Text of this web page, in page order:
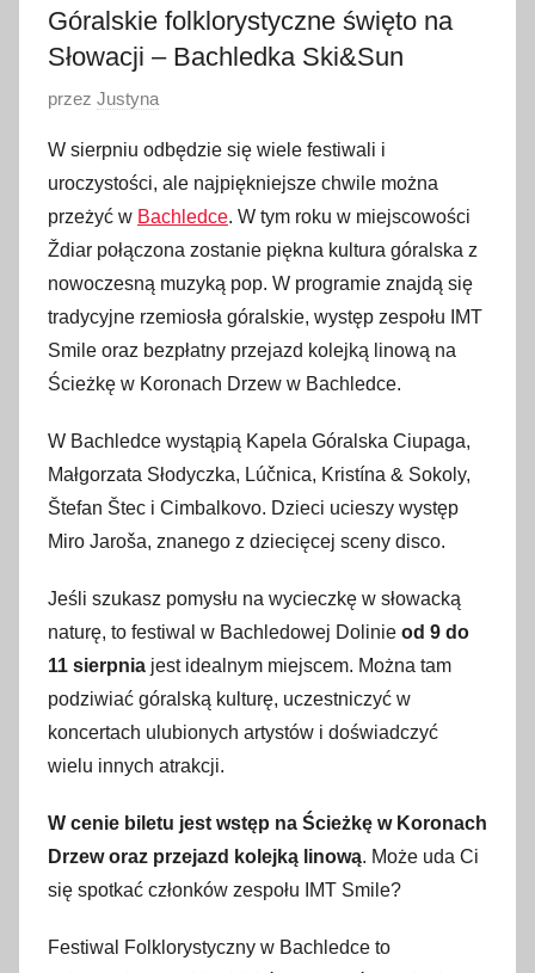
Góralskie folklorystyczne święto na
Słowacji – Bachledka Ski&Sun
O
u
b
l
i
k
o
w
a
o
5
s
i
r
p
n
a
2
4
przez Justyna
W sierpniu odbędzie się wiele festiwali i
uroczystości, ale najpiękniejsze chwile można
przeżyć w Bachledce. W tym roku w miejscowości
Ždiar połączona zostanie piękna kultura góralska z
nowoczesną muzyką pop. W programie znajdą się
tradycyjne rzemiosła góralskie, występ zespołu IMT
Smile oraz bezpłatny przejazd kolejką linową na
Ścieżkę w Koronach Drzew w Bachledce.
W Bachledce wystąpią Kapela Góralska Ciupaga,
Małgorzata Słodyczka, Lúčnica, Kristína & Sokoly,
Štefan Štec i Cimbalkovo. Dzieci ucieszy występ
Miro Jaroša, znanego z dziecięcej sceny disco.
Jeśli szukasz pomysłu na wycieczkę w słowacką
naturę, to festiwal w Bachledowej Dolinie od 9 do
11 sierpnia jest idealnym miejscem. Można tam
podziwiać góralską kulturę, uczestniczyć w
koncertach ulubionych artystów i doświadczyć
wielu innych atrakcji.
W cenie biletu jest wstęp na Ścieżkę w Koronach
Drzew oraz przejazd kolejką linową. Może uda Ci
się spotkać członków zespołu IMT Smile?
Festiwal Folklorystyczny w Bachledce to